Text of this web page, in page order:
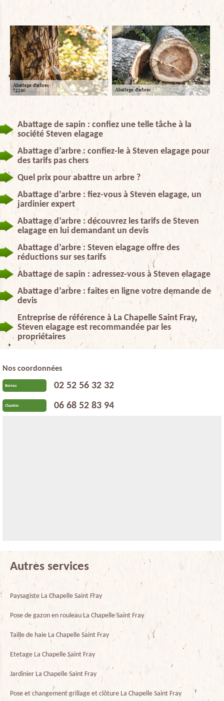
Abattage de sapin : confiez une telle tâche à la
société Steven elagage
Abattage d’arbre : confiez-le à Steven elagage pour
des tarifs pas chers
Quel prix pour abattre un arbre ?
Abattage d’arbre : fiez-vous à Steven elagage, un
jardinier expert
Abattage d’arbre : découvrez les tarifs de Steven
elagage en lui demandant un devis
Abattage d’arbre : Steven elagage offre des
réductions sur ses tarifs
Abattage de sapin : adressez-vous à Steven elagage
Abattage d’arbre : faites en ligne votre demande de
devis
Entreprise de référence à La Chapelle Saint Fray,
Steven elagage est recommandée par les
propriétaires
Nos coordonnées
Bureau 02 52 56 32 32
Chantier 06 68 52 83 94
Autres services
Paysagiste La Chapelle Saint Fray
Pose de gazon en rouleau La Chapelle Saint Fray
Taille de haie La Chapelle Saint Fray
Etetage La Chapelle Saint Fray
Jardinier La Chapelle Saint Fray
Pose et changement grillage et clôture La Chapelle Saint Fray